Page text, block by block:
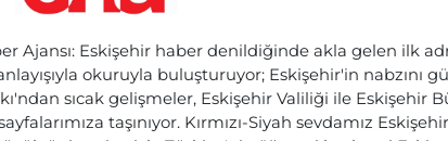
Ajansı: Eskişehir haber denildiğinde akla gelen ilk
okuruyla buluşturuyor; Eskişehir'in nabzını
sıcak gelişmeler, Eskişehir Valiliği ile Eskişehir
taşınıyor. Kırmızı-Siyah sevdamız